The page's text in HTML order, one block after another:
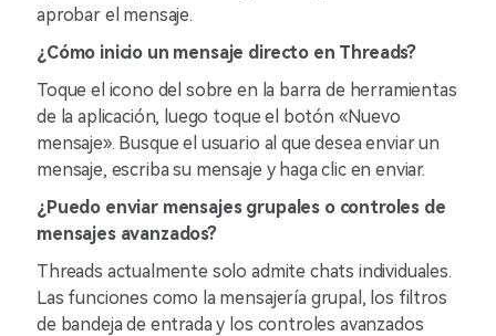
aprobar el mensaje.
¿Cómo inicio un mensaje directo en Threads?
Toque el icono del sobre en la barra de herramientas
de la aplicación, luego toque el botón «Nuevo
mensaje». Busque el usuario al que desea enviar un
mensaje, escriba su mensaje y haga clic en enviar.
¿Puedo enviar mensajes grupales o controles de
mensajes avanzados?
Threads actualmente solo admite chats individuales.
Las funciones como la mensajería grupal, los filtros
de bandeja de entrada y los controles avanzados